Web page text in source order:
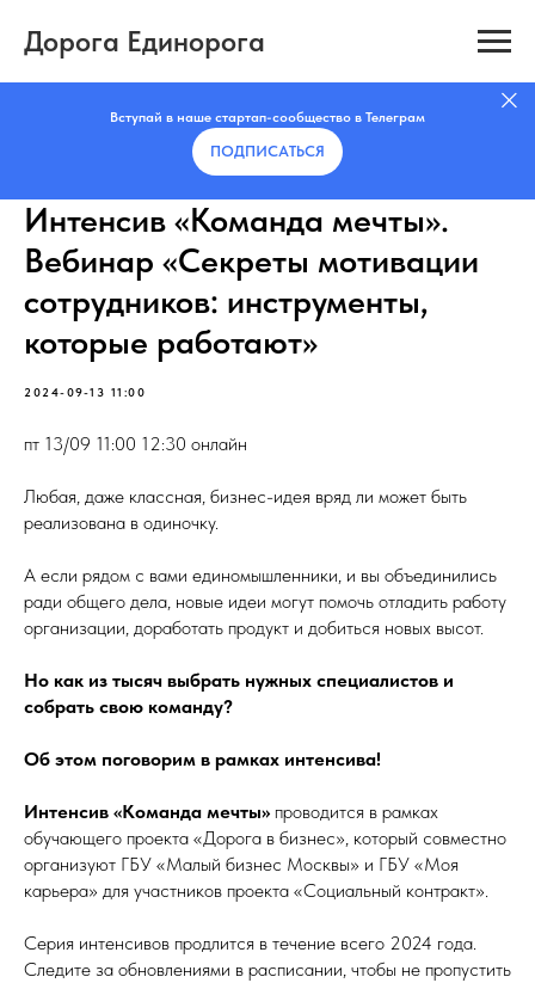
Дорога Единорога
Вступай в наше стартап-сообщество в Телеграм
ПОДПИСАТЬCЯ
Интенсив «Команда мечты».
Вебинар «Секреты мотивации
сотрудников: инструменты,
которые работают»
2024-09-13 11:00
пт 13/09 11:00 12:30 онлайн
Любая, даже классная, бизнес-идея вряд ли может быть
реализована в одиночку.
А если рядом с вами единомышленники, и вы объединились
ради общего дела, новые идеи могут помочь отладить работу
организации, доработать продукт и добиться новых высот.
Но как из тысяч выбрать нужных специалистов и
собрать свою команду?
Об этом поговорим в рамках интенсива!
Интенсив «Команда мечты» проводится в рамках
обучающего проекта «Дорога в бизнес», который совместно
организуют ГБУ «Малый бизнес Москвы» и ГБУ «Моя
карьера» для участников проекта «Социальный контракт».
Серия интенсивов продлится в течение всего 2024 года.
Следите за обновлениями в расписании, чтобы не пропустить